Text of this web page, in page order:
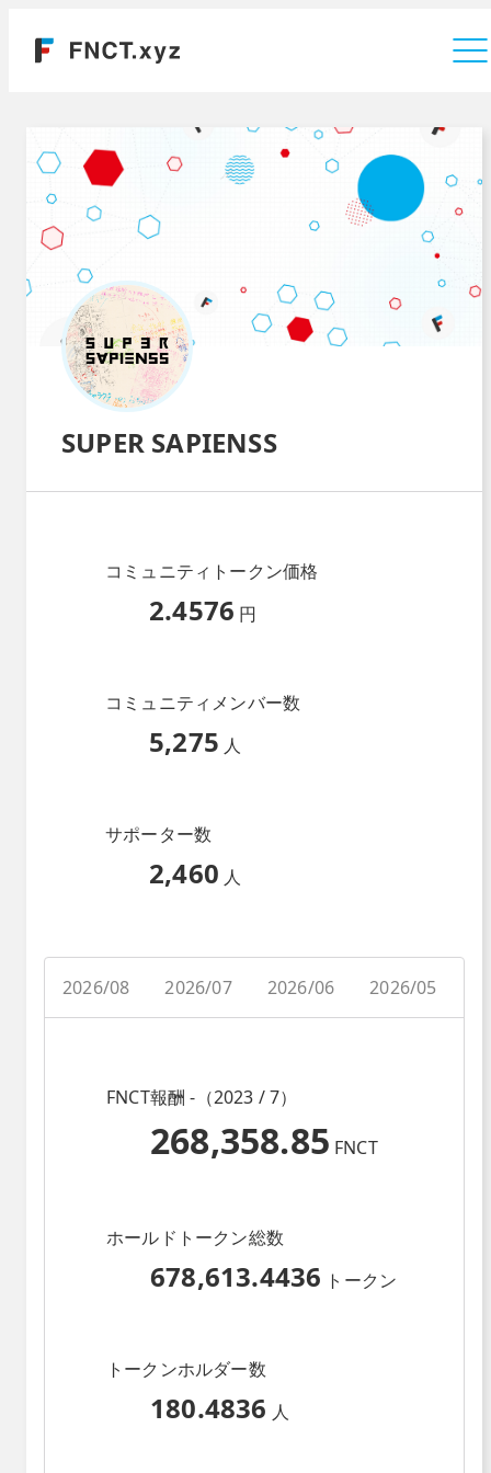
SUPER SAPIENSS
コミュニティトークン価格
2.4576 円
コミュニティメンバー数
5,275 人
サポーター数
2,460 人
2026/08 2026/07 2026/06 2026/05
FNCT報酬 -（2023 / 7）
268,358.85 FNCT
ホールドトークン総数
678,613.4436 トークン
トークンホルダー数
180.4836 人